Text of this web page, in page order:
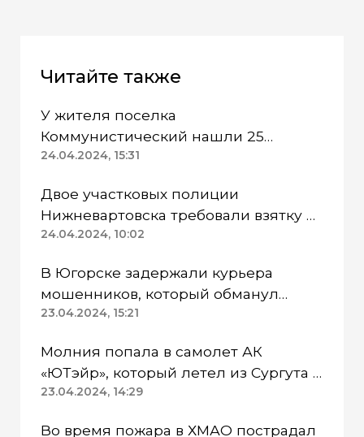
Читайте также
У жителя поселка
Коммунистический нашли 25
патронов без спецразрешения
24.04.2024, 15:31
Двое участковых полиции
Нижневартовска требовали взятку и
попались
24.04.2024, 10:02
В Югорске задержали курьера
мошенников, который обманул
пенсионерку
23.04.2024, 15:21
Молния попала в самолет АК
«ЮТэйр», который летел из Сургута в
Омск
23.04.2024, 14:29
Во время пожара в ХМАО пострадал